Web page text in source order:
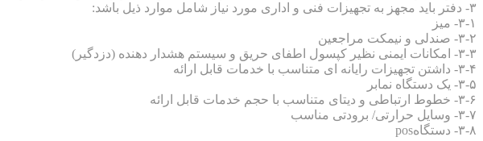
۳- دفتر باید مجهز به تجهیزات فنی و اداری مورد نیاز شامل موارد ذیل باشد:
۳-۱- میز
۳-۲- صندلی و نیمکت مراجعین
۳-۳- امکانات ایمنی نظیر کپسول اطفای حریق و سیستم هشدار دهنده (دزدگیر)
۳-۴- داشتن تجهیزات رایانه ای متناسب با خدمات قابل ارائه
۳-۵- یک دستگاه نمابر
۳-۶- خطوط ارتباطی و دیتای متناسب با حجم خدمات قابل ارائه
۳-۷- وسایل حرارتی/ برودتی مناسب
۳-۸- دستگاهpos